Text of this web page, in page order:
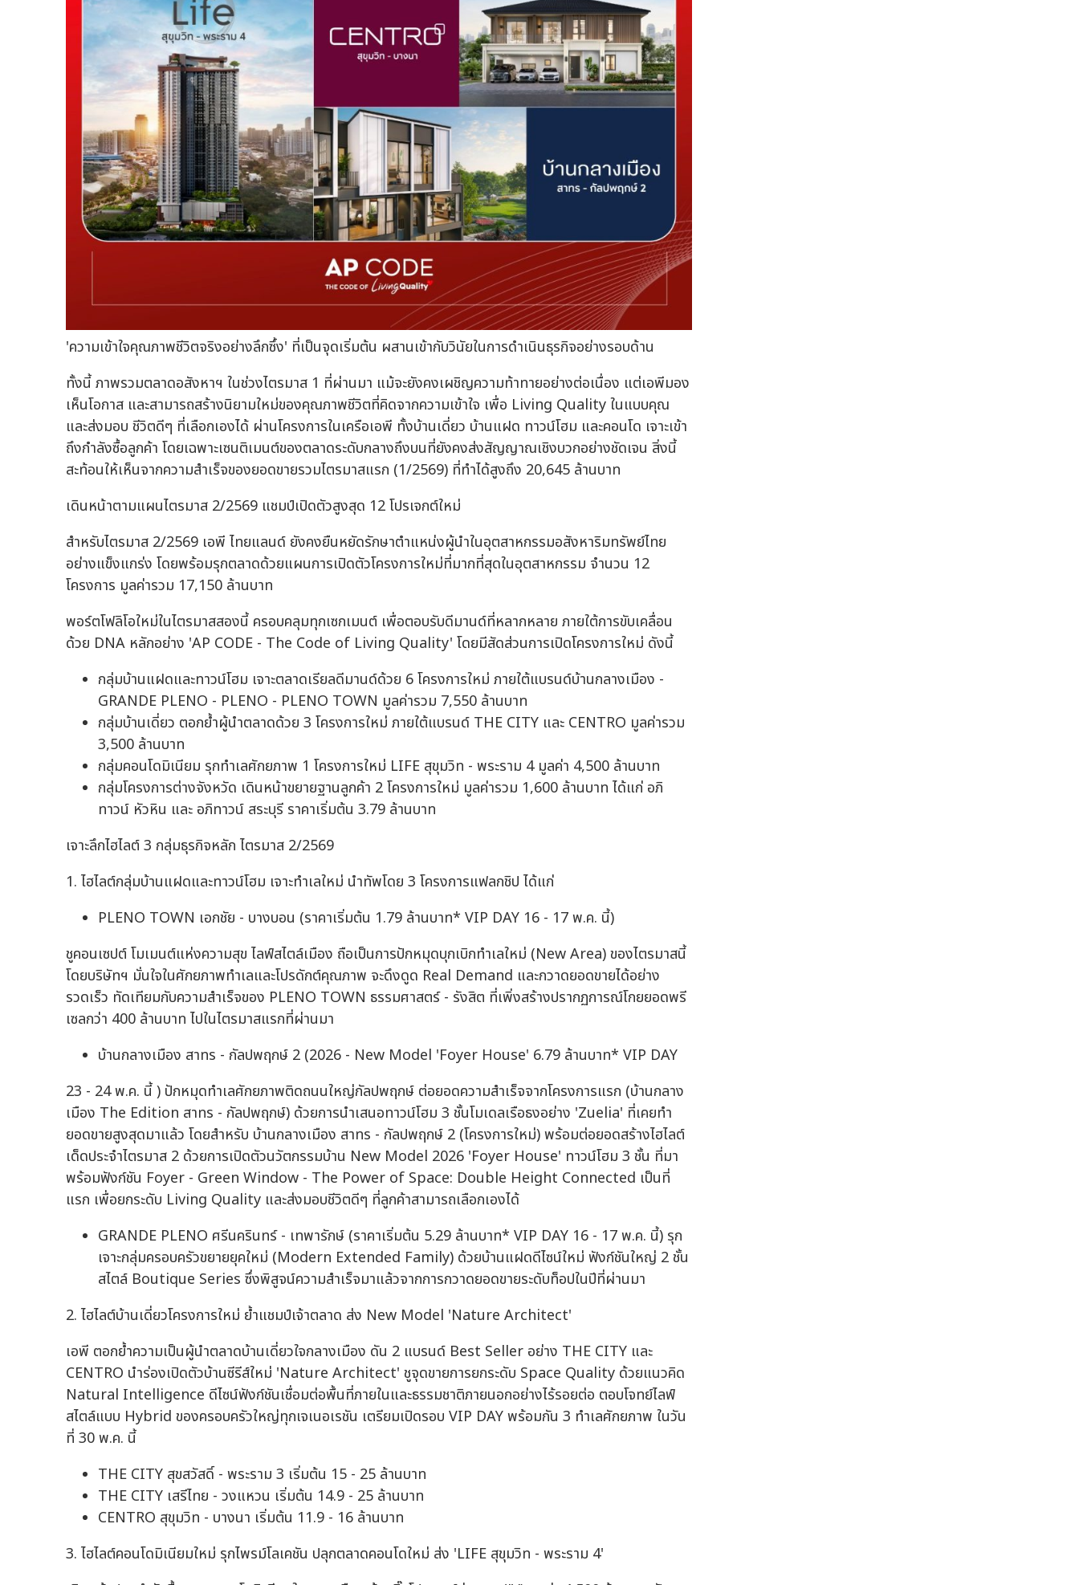
'ความเข้าใจคุณภาพชีวิตจริงอย่างลึกซึ้ง' ที่เป็นจุดเริ่มต้น ผสานเข้ากับวินัยในการดำเนินธุรกิจอย่างรอบด้าน
ทั้งนี้ ภาพรวมตลาดอสังหาฯ ในช่วงไตรมาส 1 ที่ผ่านมา แม้จะยังคงเผชิญความท้าทายอย่างต่อเนื่อง แต่เอพีมอง
เห็นโอกาส และสามารถสร้างนิยามใหม่ของคุณภาพชีวิตที่คิดจากความเข้าใจ เพื่อ Living Quality ในแบบคุณ
และส่งมอบ ชีวิตดีๆ ที่เลือกเองได้ ผ่านโครงการในเครือเอพี ทั้งบ้านเดี่ยว บ้านแฝด ทาวน์โฮม และคอนโด เจาะเข้า
ถึงกำลังซื้อลูกค้า โดยเฉพาะเซนติเมนต์ของตลาดระดับกลางถึงบนที่ยังคงส่งสัญญาณเชิงบวกอย่างชัดเจน สิ่งนี้
สะท้อนให้เห็นจากความสำเร็จของยอดขายรวมไตรมาสแรก (1/2569) ที่ทำได้สูงถึง 20,645 ล้านบาท
เดินหน้าตามแผนไตรมาส 2/2569 แชมป์เปิดตัวสูงสุด 12 โปรเจกต์ใหม่
สำหรับไตรมาส 2/2569 เอพี ไทยแลนด์ ยังคงยืนหยัดรักษาตำแหน่งผู้นำในอุตสาหกรรมอสังหาริมทรัพย์ไทย
อย่างแข็งแกร่ง โดยพร้อมรุกตลาดด้วยแผนการเปิดตัวโครงการใหม่ที่มากที่สุดในอุตสาหกรรม จำนวน 12
โครงการ มูลค่ารวม 17,150 ล้านบาท
พอร์ตโฟลิโอใหม่ในไตรมาสสองนี้ ครอบคลุมทุกเซกเมนต์ เพื่อตอบรับดีมานด์ที่หลากหลาย ภายใต้การขับเคลื่อน
ด้วย DNA หลักอย่าง 'AP CODE - The Code of Living Quality' โดยมีสัดส่วนการเปิดโครงการใหม่ ดังนี้
กลุ่มบ้านแฝดและทาวน์โฮม เจาะตลาดเรียลดีมานด์ด้วย 6 โครงการใหม่ ภายใต้แบรนด์บ้านกลางเมือง -
GRANDE PLENO - PLENO - PLENO TOWN มูลค่ารวม 7,550 ล้านบาท
กลุ่มบ้านเดี่ยว ตอกย้ำผู้นำตลาดด้วย 3 โครงการใหม่ ภายใต้แบรนด์ THE CITY และ CENTRO มูลค่ารวม
3,500 ล้านบาท
กลุ่มคอนโดมิเนียม รุกทำเลศักยภาพ 1 โครงการใหม่ LIFE สุขุมวิท - พระราม 4 มูลค่า 4,500 ล้านบาท
กลุ่มโครงการต่างจังหวัด เดินหน้าขยายฐานลูกค้า 2 โครงการใหม่ มูลค่ารวม 1,600 ล้านบาท ได้แก่ อภิ
ทาวน์ หัวหิน และ อภิทาวน์ สระบุรี ราคาเริ่มต้น 3.79 ล้านบาท
เจาะลึกไฮไลต์ 3 กลุ่มธุรกิจหลัก ไตรมาส 2/2569
1. ไฮไลต์กลุ่มบ้านแฝดและทาวน์โฮม เจาะทำเลใหม่ นำทัพโดย 3 โครงการแฟลกชิป ได้แก่
PLENO TOWN เอกชัย - บางบอน (ราคาเริ่มต้น 1.79 ล้านบาท* VIP DAY 16 - 17 พ.ค. นี้)
ชูคอนเซปต์ โมเมนต์แห่งความสุข ไลฟ์สไตล์เมือง ถือเป็นการปักหมุดบุกเบิกทำเลใหม่ (New Area) ของไตรมาสนี้
โดยบริษัทฯ มั่นใจในศักยภาพทำเลและโปรดักต์คุณภาพ จะดึงดูด Real Demand และกวาดยอดขายได้อย่าง
รวดเร็ว ทัดเทียมกับความสำเร็จของ PLENO TOWN ธรรมศาสตร์ - รังสิต ที่เพิ่งสร้างปรากฏการณ์โกยยอดพรี
เซลกว่า 400 ล้านบาท ไปในไตรมาสแรกที่ผ่านมา
บ้านกลางเมือง สาทร - กัลปพฤกษ์ 2 (2026 - New Model 'Foyer House' 6.79 ล้านบาท* VIP DAY
23 - 24 พ.ค. นี้ ) ปักหมุดทำเลศักยภาพติดถนนใหญ่กัลปพฤกษ์ ต่อยอดความสำเร็จจากโครงการแรก (บ้านกลาง
เมือง The Edition สาทร - กัลปพฤกษ์) ด้วยการนำเสนอทาวน์โฮม 3 ชั้นโมเดลเรือธงอย่าง 'Zuelia' ที่เคยทำ
ยอดขายสูงสุดมาแล้ว โดยสำหรับ บ้านกลางเมือง สาทร - กัลปพฤกษ์ 2 (โครงการใหม่) พร้อมต่อยอดสร้างไฮไลต์
เด็ดประจำไตรมาส 2 ด้วยการเปิดตัวนวัตกรรมบ้าน New Model 2026 'Foyer House' ทาวน์โฮม 3 ชั้น ที่มา
พร้อมฟังก์ชัน Foyer - Green Window - The Power of Space: Double Height Connected เป็นที่
แรก เพื่อยกระดับ Living Quality และส่งมอบชีวิตดีๆ ที่ลูกค้าสามารถเลือกเองได้
GRANDE PLENO ศรีนครินทร์ - เทพารักษ์ (ราคาเริ่มต้น 5.29 ล้านบาท* VIP DAY 16 - 17 พ.ค. นี้) รุก
เจาะกลุ่มครอบครัวขยายยุคใหม่ (Modern Extended Family) ด้วยบ้านแฝดดีไซน์ใหม่ ฟังก์ชันใหญ่ 2 ชั้น
สไตล์ Boutique Series ซึ่งพิสูจน์ความสำเร็จมาแล้วจากการกวาดยอดขายระดับท็อปในปีที่ผ่านมา
2. ไฮไลต์บ้านเดี่ยวโครงการใหม่ ย้ำแชมป์เจ้าตลาด ส่ง New Model 'Nature Architect'
เอพี ตอกย้ำความเป็นผู้นำตลาดบ้านเดี่ยวใจกลางเมือง ดัน 2 แบรนด์ Best Seller อย่าง THE CITY และ
CENTRO นำร่องเปิดตัวบ้านซีรีส์ใหม่ 'Nature Architect' ชูจุดขายการยกระดับ Space Quality ด้วยแนวคิด
Natural Intelligence ดีไซน์ฟังก์ชันเชื่อมต่อพื้นที่ภายในและธรรมชาติภายนอกอย่างไร้รอยต่อ ตอบโจทย์ไลฟ์
สไตล์แบบ Hybrid ของครอบครัวใหญ่ทุกเจเนอเรชัน เตรียมเปิดรอบ VIP DAY พร้อมกัน 3 ทำเลศักยภาพ ในวัน
ที่ 30 พ.ค. นี้
THE CITY สุขสวัสดิ์ - พระราม 3 เริ่มต้น 15 - 25 ล้านบาท
THE CITY เสรีไทย - วงแหวน เริ่มต้น 14.9 - 25 ล้านบาท
CENTRO สุขุมวิท - บางนา เริ่มต้น 11.9 - 16 ล้านบาท
3. ไฮไลต์คอนโดมิเนียมใหม่ รุกไพรม์โลเคชัน ปลุกตลาดคอนโดใหม่ ส่ง 'LIFE สุขุมวิท - พระราม 4'